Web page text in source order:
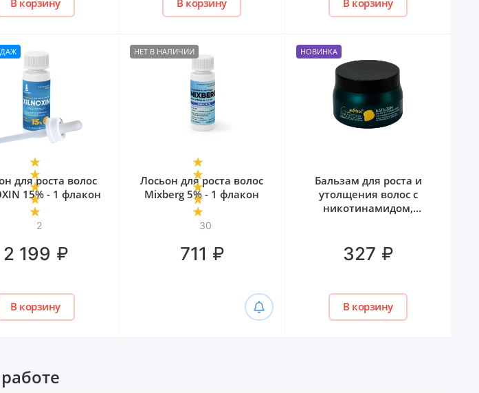
В корзину В корзину В корзину
2
для роста волос
15% - 1 флакон
2 199 ₽
В корзину
НЕТ В НАЛИЧИИ
30
Лосьон для роста волос
Mixberg 5% - 1 флакон
711 ₽
НОВИНКА
Бальзам для роста и
утолщения волос с
никотинамидом,
327 ₽
В корзину